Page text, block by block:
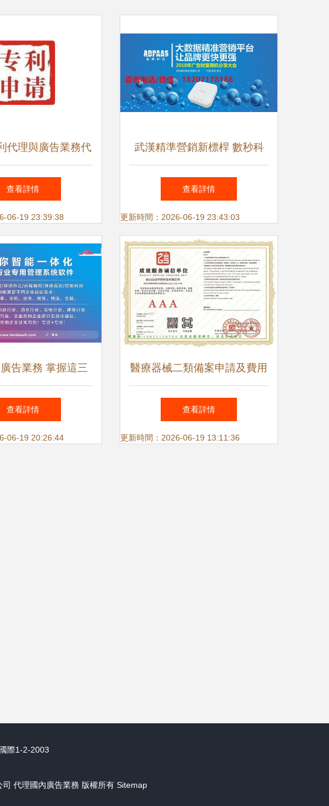
代理與廣告業務代
如何尋找優質服
務
查看詳情
06-19 23:39:38
武漢精準營銷新標桿 數秒科
技引領國內廣告業務代理新浪
潮
查看詳情
更新時間：2026-06-19 23:43:03
告業務 掌握這三
，讓銷售業績倍增
查看詳情
06-19 20:26:44
醫療器械二類備案申請及費用
解析 兼論代理國內廣告業務
的合規要點
查看詳情
更新時間：2026-06-19 13:11:36
際1-2-2003
代理國內廣告業務 版權所有 Sitemap